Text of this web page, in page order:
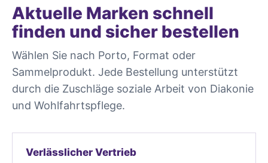
Aktuelle Marken schnell
finden und sicher bestellen
Wählen Sie nach Porto, Format oder
Sammelprodukt. Jede Bestellung unterstützt
durch die Zuschläge soziale Arbeit von Diakonie
und Wohlfahrtspflege.
Verlässlicher Vertrieb